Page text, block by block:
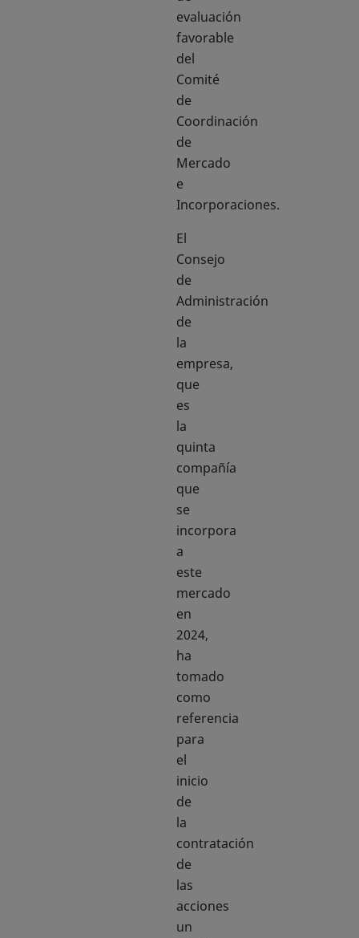
evaluación
favorable
del
Comité
de
Coordinación
de
Mercado
e
Incorporaciones.
El
Consejo
de
Administración
de
la
empresa,
que
es
la
quinta
compañía
que
se
incorpora
a
este
mercado
en
2024,
ha
tomado
como
referencia
para
el
inicio
de
la
contratación
de
las
acciones
un